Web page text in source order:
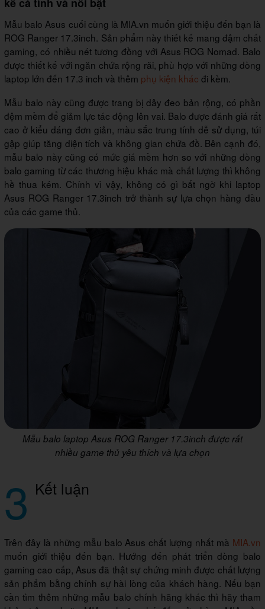
Mẫu balo Asus cuối cùng là MIA.vn muốn giới thiệu đến bạn là
ROG Ranger 17.3inch. Sản phẩm này thiết kế mang đậm chất
gaming, có nhiều nét tương đồng với Asus ROG Nomad. Balo
được thiết kế với ngăn chứa rộng rãi, phù hợp với những dòng
laptop lớn đến 17.3 inch và thêm phụ kiện khác đi kèm.
Mẫu balo này cũng được trang bị dây đeo bản rộng, có phần
đệm mềm để giảm lực tác động lên vai. Balo được đánh giá rất
cao ở kiểu dáng đơn giản, màu sắc trung tính dễ sử dụng, túi
gập giúp tăng diện tích và không gian chứa đồ. Bên cạnh đó,
mẫu balo này cũng có mức giá mềm hơn so với những dòng
balo gaming từ các thương hiệu khác mà chất lượng thì không
hề thua kém. Chính vì vậy, không có gì bất ngờ khi laptop
Asus ROG Ranger 17.3inch trở thành sự lựa chọn hàng đầu
của các game thủ.
Mẫu balo laptop Asus ROG Ranger 17.3inch được rất
nhiều game thủ yêu thích và lựa chọn
3 Kết luận
Trên đây là những mẫu balo Asus chất lượng nhất mà MIA.vn
muốn giới thiệu đến bạn. Hướng đến phát triển dòng balo
gaming cao cấp, Asus đã thật sự chứng minh được chất lượng
sản phẩm bằng chính sự hài lòng của khách hàng. Nếu bạn
cần tìm thêm những mẫu balo chính hãng khác thì hãy tham